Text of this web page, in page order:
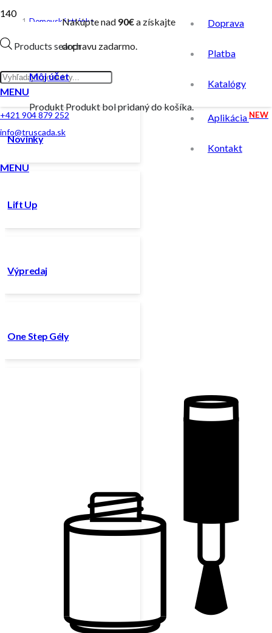
Nakúpte nad 90€a získajte
dopravu zadarmo.
Products search
Doprava
Platba
Katalógy
Aplikácia NEW
Kontakt
MENU
Môj účet
ProduktProduktbol pridaný do košíka.
+421 904 879 252
info@truscada.sk
MENU
Domovská stránka
/
Novinky
Lift Up
Výpredaj
One Step Gély